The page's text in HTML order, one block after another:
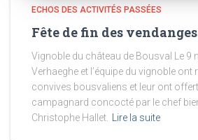
ECHOS DES ACTIVITÉS PASSÉES
Fête de fin des vendanges
Vignoble du château de Bousval Le 9
Verhaeghe et l’équipe du vignoble ont
convives bousvaliens et leur ont
campagnard concocté par le chef
Christophe Hallet. Lire la suite